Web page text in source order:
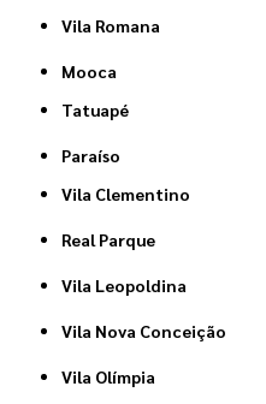
Vila Romana
Mooca
Tatuapé
Paraíso
Vila Clementino
Real Parque
Vila Leopoldina
Vila Nova Conceição
Vila Olímpia